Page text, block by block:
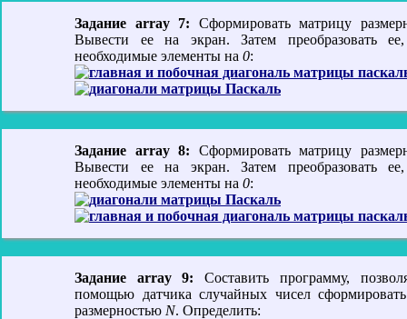
Задание array 7: Сформировать матрицу
Вывести ее на экран. Затем преобразовать
необходимые элементы на 0:
Задание array 8: Сформировать матрицу
Вывести ее на экран. Затем преобразовать
необходимые элементы на 0:
Задание array 9: Составить программу,
помощью датчика случайных чисел
размерностью N. Определить: